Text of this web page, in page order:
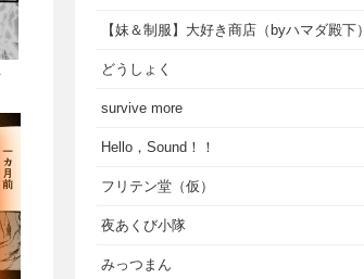
【妹＆制服】大好き商店（byハマダ殿下）
どうしょく
survive more
Hello，Sound！！
フリテン堂（仮）
夜あくび小隊
みっつまん